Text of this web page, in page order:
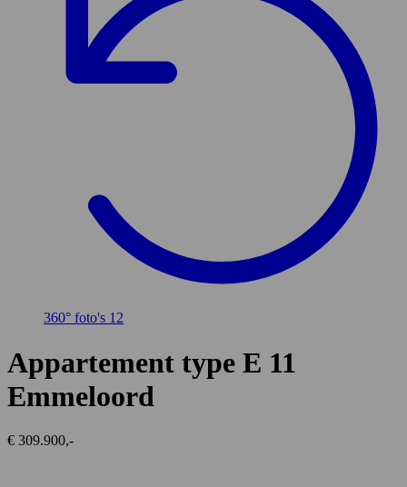
360° foto's 12
Appartement type E 11
Emmeloord
€ 309.900,-